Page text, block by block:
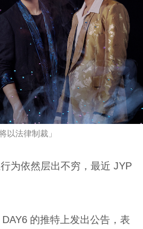
法律制裁」
为依然层出不穷，最近 JYP
的推特上发出公告，表